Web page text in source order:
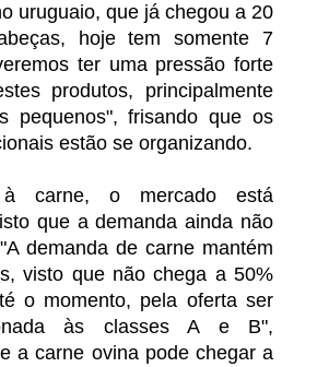
uruguaio, que já chegou a 20
hoje tem somente 7
ter uma pressão forte
produtos, principalmente
pequenos", frisando que os
estão se organizando.
carne, o mercado está
que a demanda ainda não
demanda de carne mantém
visto que não chega a 50%
o momento, pela oferta ser
às classes A e B",
a carne ovina pode chegar a